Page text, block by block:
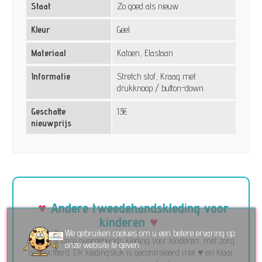
Staat Zo goed als nieuw
Kleur Geel
Materiaal Katoen, Elastaan
Informatie
Stretch stof, Kraag met
drukknoop / button-down
Geschatte
nieuwprijs
13€
Andere tweedehandskleding voor
kinderen
Ontdek andere tweedehands kleding voor kinderen, met zorg
geselecteerd. Elk kledingstuk is gecontroleerd met ♥ en klaar
We gebruiken cookies om u een betere ervaring op
onze website te geven.